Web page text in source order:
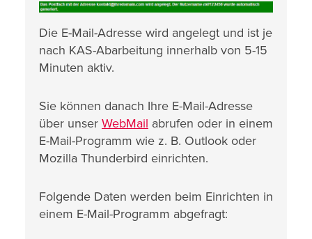
Die E-Mail-Adresse wird angelegt und ist je
nach KAS-Abarbeitung innerhalb von 5-15
Minuten aktiv.
Sie können danach Ihre E-Mail-Adresse
über unser WebMail abrufen oder in einem
E-Mail-Programm wie z. B. Outlook oder
Mozilla Thunderbird einrichten.
Folgende Daten werden beim Einrichten in
einem E-Mail-Programm abgefragt: